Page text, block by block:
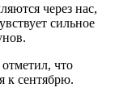
через нас,
сильное
что
к сентябрю.